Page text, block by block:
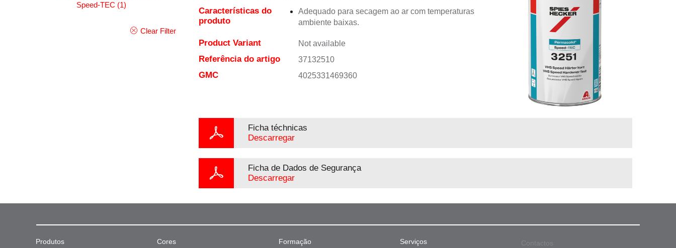
Speed-TEC (1)
Clear Filter
Características do
produto
Adequado para secagem ao ar com temperaturas
ambiente baixas.
Product Variant Not available
Referência do artigo 37132510
GMC 4025331469360
Ficha téchnicas
Descarregar
Ficha de Dados de Segurança
Descarregar
Produtos
Cores
Formação
Serviços
Contactos